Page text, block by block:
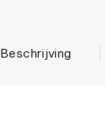
Beschrijving